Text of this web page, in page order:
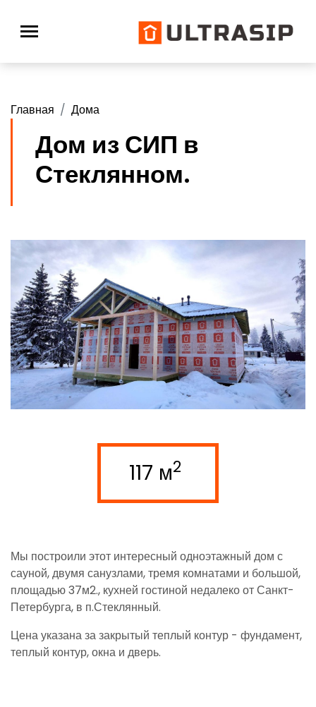
Главная Дома
Дом из СИП в
Стеклянном.
117 м2
Мы построили этот интересный одноэтажный дом с
сауной, двумя санузлами, тремя комнатами и большой,
площадью 37м2., кухней гостиной недалеко от Санкт-
Петербурга, в п.Стеклянный.
Цена указана за закрытый теплый контур - фундамент,
теплый контур, окна и дверь.